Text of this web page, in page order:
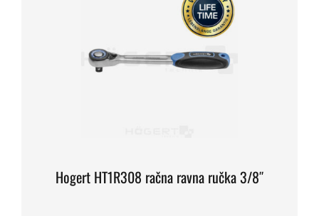
Hogert HT1R308 račna ravna ručka 3/8″